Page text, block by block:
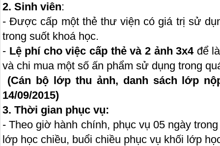
2. Sinh viên:
- Được cấp một thẻ thư viện có giá trị sử
trong suốt khoá học.
- Lệ phí cho việc cấp thẻ và 2 ảnh 3x4 để
và chi mua một số ấn phẩm sử dụng trong
(Cán bộ lớp thu ảnh, danh sách lớp
14/09/2015)
3. Thời gian phục vụ:
- Theo giờ hành chính, phục vụ 05 ngày
lớp học chiều, buổi chiều phục vụ khối lớp